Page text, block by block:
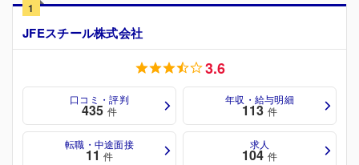
1
JFEスチール株式会社
3.6
口コミ・評判
435 件
年収・給与明細
113 件
転職・中途面接
11 件
求人
104 件